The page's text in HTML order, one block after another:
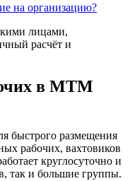
на организацию?
лицами,
расчёт и
в МТМ
быстрого размещения
рабочих, вахтовиков
круглосуточно и
так и большие группы.